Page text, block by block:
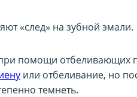
«след» на зубной эмали.
помощи отбеливающих
или отбеливание, но
темнеть.